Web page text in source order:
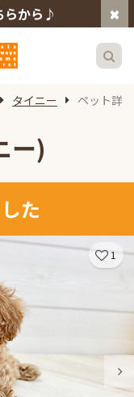
らから♪
タイニー ペット詳細
ー)
た
1